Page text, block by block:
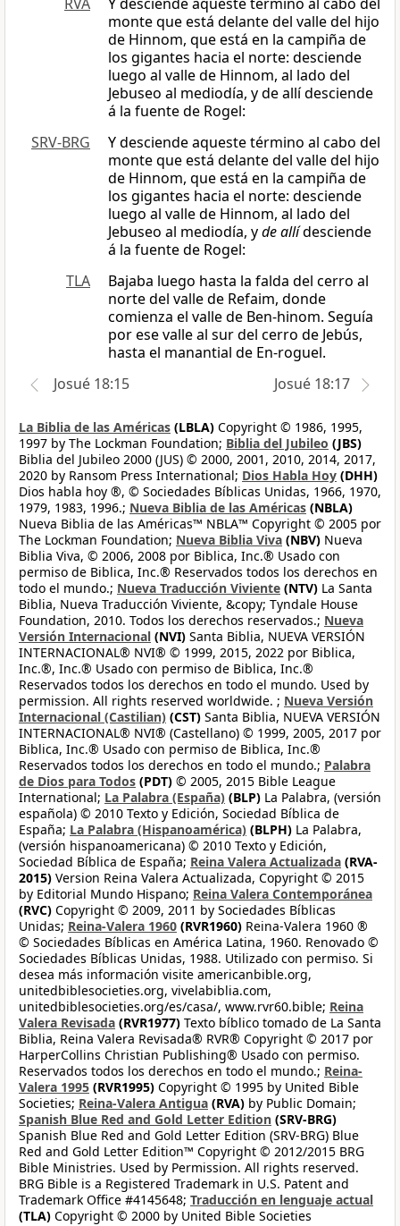
monte que está delante del valle del hijo
de Hinnom, que está en la campiña de
los gigantes hacia el norte: desciende
luego al valle de Hinnom, al lado del
Jebuseo al mediodía, y de allí desciende
á la fuente de Rogel:
SRV-BRG
Y desciende aqueste término al cabo del
monte que está delante del valle del hijo
de Hinnom, que está en la campiña de
los gigantes hacia el norte: desciende
luego al valle de Hinnom, al lado del
Jebuseo al mediodía, yde allídesciende
á la fuente de Rogel:
TLA
Bajaba luego hasta la falda del cerro al
norte del valle de Refaim, donde
comienza el valle de Ben-hinom. Seguía
por ese valle al sur del cerro de Jebús,
hasta el manantial de En-roguel.
Josué 18:15
Josué 18:17
La Biblia de las Américas (LBLA) Copyright © 1986, 1995,
1997 by The Lockman Foundation; Biblia del Jubileo (JBS)
Biblia del Jubileo 2000 (JUS) © 2000, 2001, 2010, 2014, 2017,
2020 by Ransom Press International; Dios Habla Hoy (DHH)
Dios habla hoy ®, © Sociedades Bíblicas Unidas, 1966, 1970,
1979, 1983, 1996.; Nueva Biblia de las Américas (NBLA)
Nueva Biblia de las Américas™ NBLA™ Copyright © 2005 por
The Lockman Foundation; Nueva Biblia Viva (NBV) Nueva
Biblia Viva, © 2006, 2008 por Biblica, Inc.® Usado con
permiso de Biblica, Inc.® Reservados todos los derechos en
todo el mundo.; Nueva Traducción Viviente (NTV) La Santa
Biblia, Nueva Traducción Viviente, &copy; Tyndale House
Foundation, 2010. Todos los derechos reservados.; Nueva
Versión Internacional (NVI) Santa Biblia, NUEVA VERSIÓN
INTERNACIONAL® NVI® © 1999, 2015, 2022 por Biblica,
Inc.®, Inc.® Usado con permiso de Biblica, Inc.®
Reservados todos los derechos en todo el mundo. Used by
permission. All rights reserved worldwide. ; Nueva Versión
Internacional (Castilian) (CST) Santa Biblia, NUEVA VERSIÓN
INTERNACIONAL® NVI® (Castellano) © 1999, 2005, 2017 por
Biblica, Inc.® Usado con permiso de Biblica, Inc.®
Reservados todos los derechos en todo el mundo.; Palabra
de Dios para Todos (PDT) © 2005, 2015 Bible League
International; La Palabra (España) (BLP) La Palabra, (versión
española) © 2010 Texto y Edición, Sociedad Bíblica de
España; La Palabra (Hispanoamérica) (BLPH) La Palabra,
(versión hispanoamericana) © 2010 Texto y Edición,
Sociedad Bíblica de España; Reina Valera Actualizada (RVA-
2015) Version Reina Valera Actualizada, Copyright © 2015
by Editorial Mundo Hispano; Reina Valera Contemporánea
(RVC) Copyright © 2009, 2011 by Sociedades Bíblicas
Unidas; Reina-Valera 1960 (RVR1960) Reina-Valera 1960 ®
© Sociedades Bíblicas en América Latina, 1960. Renovado ©
Sociedades Bíblicas Unidas, 1988. Utilizado con permiso. Si
desea más información visite americanbible.org,
unitedbiblesocieties.org, vivelabiblia.com,
unitedbiblesocieties.org/es/casa/, www.rvr60.bible; Reina
Valera Revisada (RVR1977) Texto bíblico tomado de La Santa
Biblia, Reina Valera Revisada® RVR® Copyright © 2017 por
HarperCollins Christian Publishing® Usado con permiso.
Reservados todos los derechos en todo el mundo.; Reina-
Valera 1995 (RVR1995) Copyright © 1995 by United Bible
Societies; Reina-Valera Antigua (RVA) by Public Domain;
Spanish Blue Red and Gold Letter Edition (SRV-BRG)
Spanish Blue Red and Gold Letter Edition (SRV-BRG) Blue
Red and Gold Letter Edition™ Copyright © 2012/2015 BRG
Bible Ministries. Used by Permission. All rights reserved.
BRG Bible is a Registered Trademark in U.S. Patent and
Trademark Office #4145648; Traducción en lenguaje actual
(TLA) Copyright © 2000 by United Bible Societies